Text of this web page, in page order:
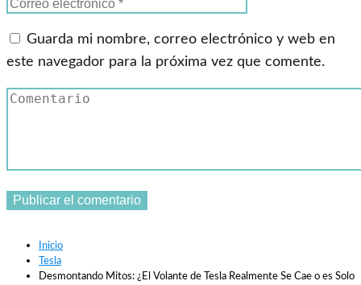
Guarda mi nombre, correo electrónico y web en
este navegador para la próxima vez que comente.
Inicio
Tesla
Desmontando Mitos: ¿El Volante de Tesla Realmente Se Cae o es Solo